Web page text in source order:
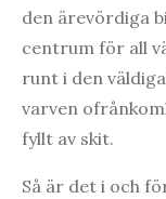
den ärevördiga
centrum för all
runt i den
varven
fyllt av skit.
Så är det i och